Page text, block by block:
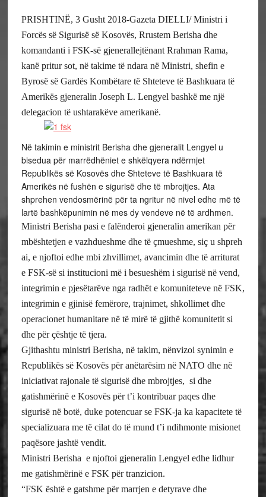
PRISHTINË, 3 Gusht 2018-Gazeta DIELLI/ Ministri i
Forcës së Sigurisë së Kosovës, Rrustem Berisha dhe
komandanti i FSK-së gjenerallejtënant Rrahman Rama,
kanë pritur sot, në takime të ndara në Ministri, shefin e
Byrosë së Gardës Kombëtare të Shteteve të Bashkuara të
Amerikës gjeneralin Joseph L. Lengyel bashkë me një
delegacion të ushtarakëve amerikanë.
Në takimin e ministrit Berisha dhe gjeneralit Lengyel u
bisedua për marrëdhëniet e shkëlqyera ndërmjet
Republikës së Kosovës dhe Shteteve të Bashkuara të
Amerikës në fushën e sigurisë dhe të mbrojtjes. Ata
shprehen vendosmërinë për ta ngritur në nivel edhe më të
lartë bashkëpunimin në mes dy vendeve në të ardhmen.
Ministri Berisha pasi e falënderoi gjeneralin amerikan për
mbështetjen e vazhdueshme dhe të çmueshme, siç u shpreh
ai, e njoftoi edhe mbi zhvillimet, avancimin dhe të arriturat
e FSK-së si institucioni më i besueshëm i sigurisë në vend,
integrimin e pjesëtarëve nga radhët e komuniteteve në FSK,
integrimin e gjinisë femërore, trajnimet, shkollimet dhe
operacionet humanitare në të mirë të gjithë komunitetit si
dhe për çështje të tjera.
Gjithashtu ministri Berisha, në takim, nënvizoi synimin e
Republikës së Kosovës për anëtarësim në NATO dhe në
iniciativat rajonale të sigurisë dhe mbrojtjes, si dhe
gatishmërinë e Kosovës për t’i kontribuar paqes dhe
sigurisë në botë, duke potencuar se FSK-ja ka kapacitete të
specializuara me të cilat do të mund t’i ndihmonte misionet
paqësore jashtë vendit.
Ministri Berisha e njoftoi gjeneralin Lengyel edhe lidhur
me gatishmërinë e FSK për tranzicion.
“FSK është e gatshme për marrjen e detyrave dhe